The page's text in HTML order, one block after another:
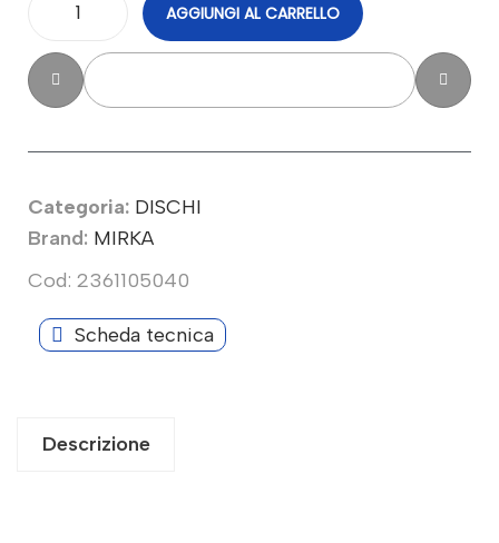
AGGIUNGI AL CARRELLO
Categoria: DISCHI
Brand: MIRKA
Cod: 2361105040
Scheda tecnica
Descrizione